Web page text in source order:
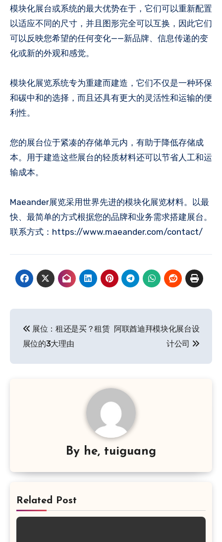
模块化展台或系统的最大优势在于，它们可以重新配置
以适应不同的尺寸，并且图形完全可以互换，因此它们
可以反映您希望的任何变化——新品牌、信息传递的变
化或新的外观和感觉。
模块化展览系统专为重建而建造，它们不仅是一种环保
和碳中和的选择，而且还具有更大的灵活性和运输的便
利性。
您的展台位于紧凑的存储单元内，有助于降低存储成
本。用于建造这些展台的轻质材料还可以节省人工和运
输成本。
Maeander展览采用世界先进的模块化展览材料。以最
快、最简单的方式根据您的品牌和业务需求搭建展台。
联系方式：https://www.maeander.com/contact/
章
导
展位：租还是买？租赁
展位的3大理由
阿联酋迪拜模块化展台设
计公司
By he, tuiguang
Related Post